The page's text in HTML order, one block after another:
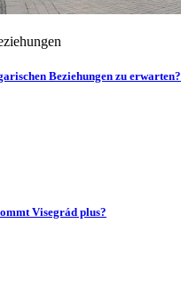
Beziehungen zu erwarten?
Visegrád plus?